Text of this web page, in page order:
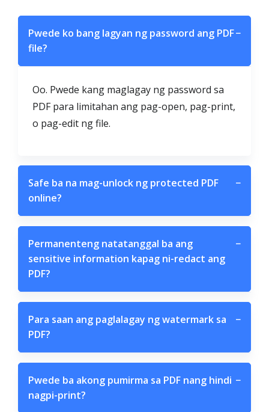
Pwede ko bang lagyan ng password ang PDF
file?
−
Oo. Pwede kang maglagay ng password sa
PDF para limitahan ang pag-open, pag-print,
o pag-edit ng file.
Safe ba na mag-unlock ng protected PDF
online?
−
Permanenteng natatanggal ba ang
sensitive information kapag ni-redact ang
PDF?
−
Para saan ang paglalagay ng watermark sa
PDF?
−
Pwede ba akong pumirma sa PDF nang hindi
nagpi-print?
−